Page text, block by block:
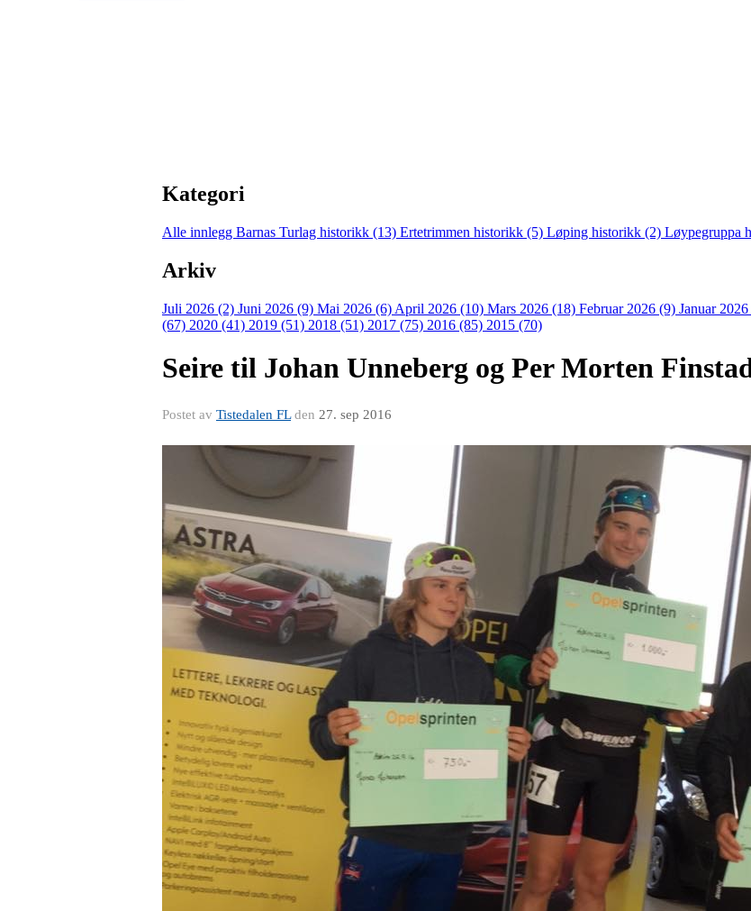
Kategori
Alle innlegg Barnas Turlag historikk (13) Ertetrimmen historikk (5) Løping historikk (2) Løypegruppa
Arkiv
Juli 2026 (2) Juni 2026 (9) Mai 2026 (6) April 2026 (10) Mars 2026 (18) Februar 2026 (9) Januar
(67) 2020 (41) 2019 (51) 2018 (51) 2017 (75) 2016 (85) 2015 (70)
Seire til Johan Unneberg og Per Morten
Postet av Tistedalen FLden 27. sep 2016